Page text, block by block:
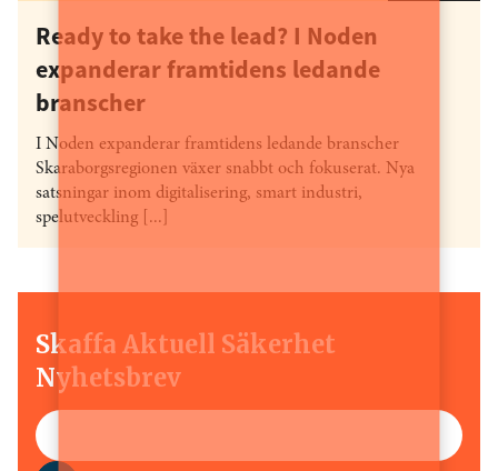
Ready to take the lead? I Noden
expanderar framtidens ledande
branscher
I Noden expanderar framtidens ledande branscher
Skaraborgsregionen växer snabbt och fokuserat. Nya
satsningar inom digitalisering, smart industri,
spelutveckling [...]
Skaffa Aktuell Säkerhet
Nyhetsbrev